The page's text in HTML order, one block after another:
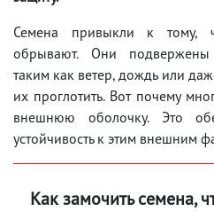
Семена привыкли к тому,
обрывают. Они подвержены
таким как ветер, дождь или
их проглотить. Вот почему
внешнюю оболочку. Это
устойчивость к этим внешним
Как замочить семена,